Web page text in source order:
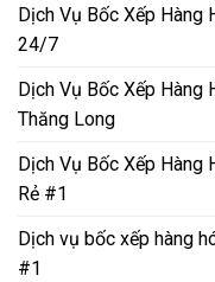
Dịch Vụ Bốc Xếp Hàng
24/7
Dịch Vụ Bốc Xếp Hàng
Thăng Long
Dịch Vụ Bốc Xếp Hàng
Rẻ #1
Dịch vụ bốc xếp hàng
#1